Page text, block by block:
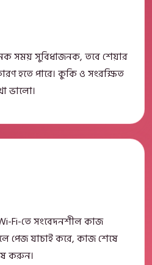
সময় সুবিধাজনক, তবে শেয়ার
হতে পারে। কুকি ও সংরক্ষিত
ভালো।
Fi-তে সংবেদনশীল কাজ
পেজ যাচাই করে, কাজ শেষে
করুন।